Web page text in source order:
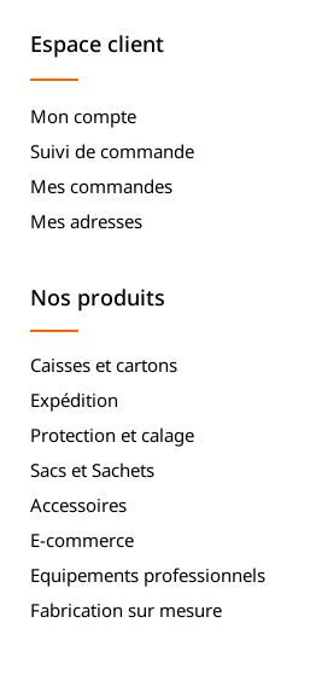
Espace client
Mon compte
Suivi de commande
Mes commandes
Mes adresses
Nos produits
Caisses et cartons
Expédition
Protection et calage
Sacs et Sachets
Accessoires
E-commerce
Equipements professionnels
Fabrication sur mesure